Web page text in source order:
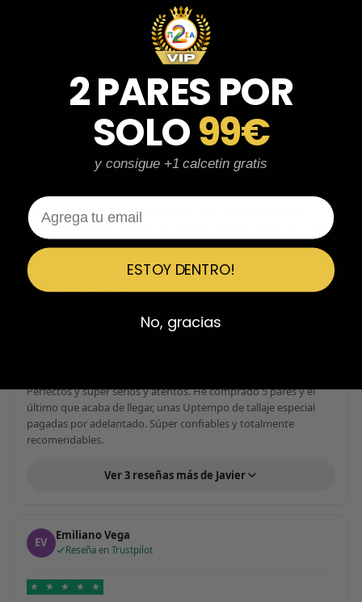
parecen de marcas verdaderas. Entrega súper rápida, embalaje
perfecto y con el detalle de los calcetines contentísima. Sin duda
Fernando Aranda Morales
Reseña en Trustpilot
★
ESPECTACULARES
modelo elegido, empaquetado perfecto con caja original y
embolsado, zapas de altísima calidad y acabados top. Air Max y
Travis Scott espectaculares. Recomendable 100%.
Javier Victorio
Perfectos y súper serios y atentos. He comprado 5 pares y el
último que acaba de llegar, unas Uptempo de tallaje especial
pagadas por adelantado. Súper confiables y totalmente
recomendables.
Ver 3 reseñas más de Javier
EV Emiliano Vega
Reseña en Trustpilot
★ ★ ★ ★ ★
2 PARES POR
SOLO99€
y consigue +1 calcetin gratis
Email
ESTOY DENTRO!
No, gracias